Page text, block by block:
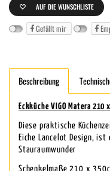
AUF DIE WUNSCHLISTE
Gefällt mir
Beschreibung
Eckküche VIGO Matera 210
Diese praktische
Eiche Lancelot Design,
Stauraumwunder
Schenkelmaße 210 x